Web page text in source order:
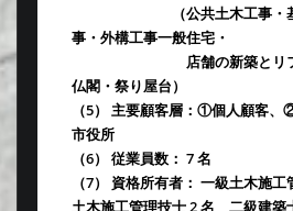
（公共土木工事・基礎
事・外構工事一般住宅・
店舗の新築とリ
仏閣・祭り屋台）
（5） 主要顧客層：①個人顧客
市役所
（6） 従業員数： 7 名
（7） 資格所有者： 一級土木施
土木施工管理技士 2 名 二級建築